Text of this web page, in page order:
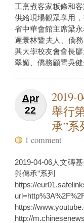
工烹煮客家粄條和
供給現場觀眾享用
省中華會館主席梁
遲景林暨夫人、僑
興大學校友會會長
翠媚、僑務顧問吳
Apr
22
2019-
舉行
承”系
1 comment
2019-04-06人文磚
與傳承”系列
https://
https://
http://